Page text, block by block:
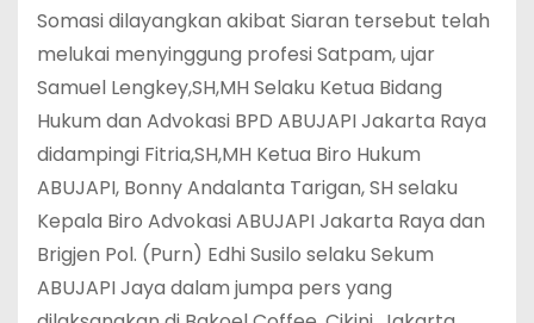
Somasi dilayangkan akibat Siaran tersebut telah
melukai menyinggung profesi Satpam, ujar
Samuel Lengkey,SH,MH Selaku Ketua Bidang
Hukum dan Advokasi BPD ABUJAPI Jakarta Raya
didampingi Fitria,SH,MH Ketua Biro Hukum
ABUJAPI, Bonny Andalanta Tarigan, SH selaku
Kepala Biro Advokasi ABUJAPI Jakarta Raya dan
Brigjen Pol. (Purn) Edhi Susilo selaku Sekum
ABUJAPI Jaya dalam jumpa pers yang